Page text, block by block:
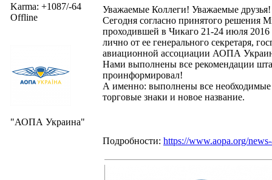
Karma: +1087/-64
Offline
"АОПА Украина"
Уважаемые Коллеги! Уважаемые друзья!
Сегодня согласно принятого решения
проходившей в Чикаго 21-24 июля
лично от ее генерального секретаря,
авиационной ассоциации АОПА
Нами выполнены все рекомендации
проинформировал!
А именно: выполнены все необходимые
торговые знаки и новое название.
Подробности: https://www.aopa.org/